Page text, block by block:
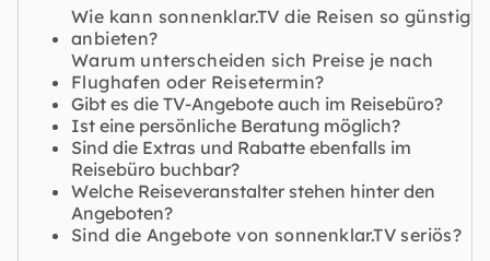
Wie kann sonnenklar.TV die Reisen so günstig
anbieten?
Warum unterscheiden sich Preise je nach
Flughafen oder Reisetermin?
Gibt es die TV-Angebote auch im Reisebüro?
Ist eine persönliche Beratung möglich?
Sind die Extras und Rabatte ebenfalls im
Reisebüro buchbar?
Welche Reiseveranstalter stehen hinter den
Angeboten?
Sind die Angebote von sonnenklar.TV seriös?